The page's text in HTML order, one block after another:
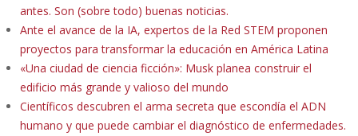
antes. Son (sobre todo) buenas noticias.
Ante el avance de la IA, expertos de la Red STEM proponen
proyectos para transformar la educación en América Latina
«Una ciudad de ciencia ficción»: Musk planea construir el
edificio más grande y valioso del mundo
Científicos descubren el arma secreta que escondía el ADN
humano y que puede cambiar el diagnóstico de enfermedades.